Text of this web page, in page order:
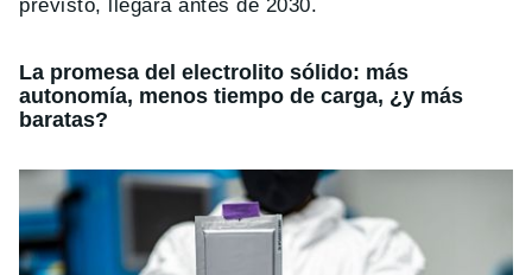
previsto, llegará antes de 2030.
La promesa del electrolito sólido: más
autonomía, menos tiempo de carga, ¿y más
baratas?